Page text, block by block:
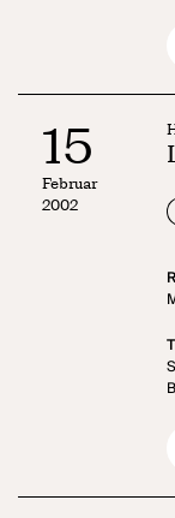
15
Februar
2002